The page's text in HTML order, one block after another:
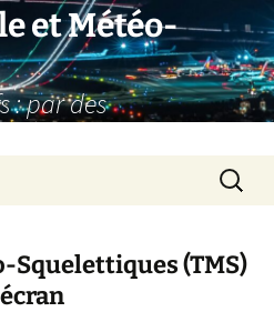
et Météo-
: par des
Squelettiques (TMS)